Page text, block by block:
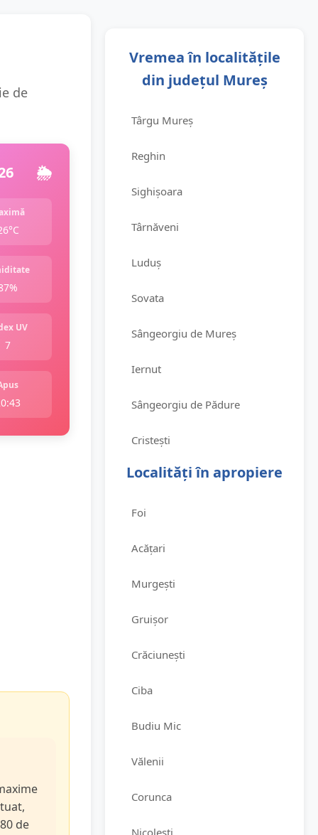
de
🌦️
UV
7
de
Vremea în localitățile
din județul Mureș
Târgu Mureș
Reghin
Sighișoara
Târnăveni
Luduș
Sovata
Sângeorgiu de Mureș
Iernut
Sângeorgiu de Pădure
Cristești
Localități în apropiere
Foi
Acățari
Murgești
Gruișor
Crăciunești
Ciba
Budiu Mic
Vălenii
Corunca
Nicolești